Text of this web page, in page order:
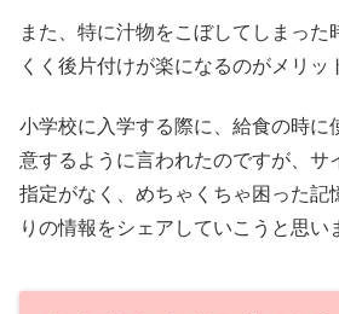
また、特に汁物をこぼしてしまった
くく後片付けが楽になるのがメリッ
小学校に入学する際に、給食の時に
意するように言われたのですが、サ
指定がなく、めちゃくちゃ困った記
りの情報をシェアしていこうと思い